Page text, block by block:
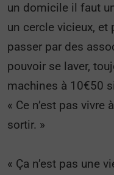
un domicile il faut
un cercle vicieux, et
passer par des
pouvoir se laver,
machines à 10€50
« Ce n’est pas vivre
sortir. »
« Ça n’est pas une